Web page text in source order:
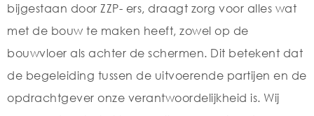
bijgestaan door ZZP- ers, draagt zorg voor alles wat
met de bouw te maken heeft, zowel op de
bouwvloer als achter de schermen. Dit betekent dat
de begeleiding tussen de uitvoerende partijen en de
opdrachtgever onze verantwoordelijkheid is. Wij